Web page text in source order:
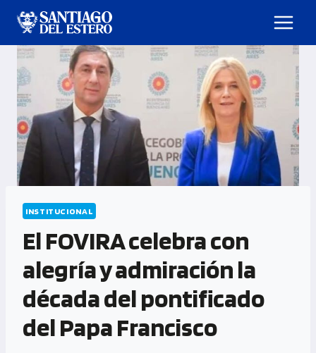
INSTITUCIONAL
El FOVIRA celebra con
alegría y admiración la
década del pontificado
del Papa Francisco